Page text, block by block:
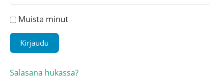
Muista minut
Salasana hukassa?